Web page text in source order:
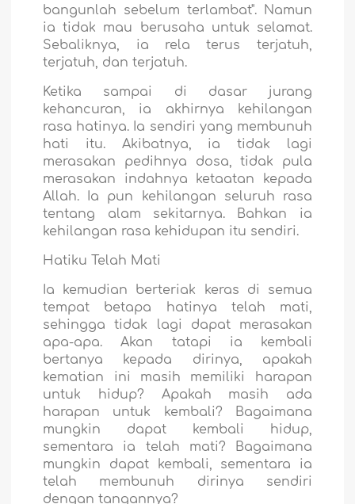
bangunlah sebelum terlambat". Namun
ia tidak mau berusaha untuk selamat.
Sebaliknya, ia rela terus terjatuh,
terjatuh, dan terjatuh.
Ketika sampai di dasar jurang
kehancuran, ia akhirnya kehilangan
rasa hatinya. Ia sendiri yang membunuh
hati itu. Akibatnya, ia tidak lagi
merasakan pedihnya dosa, tidak pula
merasakan indahnya ketaatan kepada
Allah. Ia pun kehilangan seluruh rasa
tentang alam sekitarnya. Bahkan ia
kehilangan rasa kehidupan itu sendiri.
Hatiku Telah Mati
Ia kemudian berteriak keras di semua
tempat betapa hatinya telah mati,
sehingga tidak lagi dapat merasakan
apa-apa. Akan tatapi ia kembali
bertanya kepada dirinya, apakah
kematian ini masih memiliki harapan
untuk hidup? Apakah masih ada
harapan untuk kembali? Bagaimana
mungkin dapat kembali hidup,
sementara ia telah mati? Bagaimana
mungkin dapat kembali, sementara ia
telah membunuh dirinya sendiri
dengan tangannya?